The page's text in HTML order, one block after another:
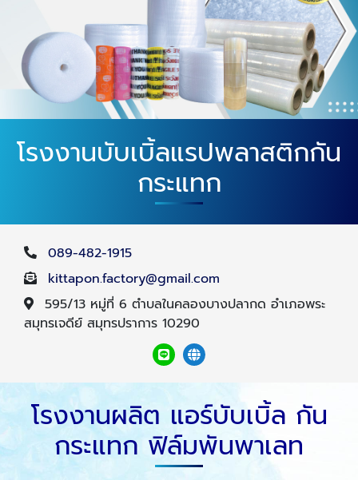
โรงงานบับเบิ้ลแรปพลาสติกกัน
กระแทก
089-482-1915
kittapon.factory@gmail.com
595/13 หมู่ที่ 6 ตำบลในคลองบางปลากด อำเภอพระ
สมุทรเจดีย์ สมุทรปราการ 10290
โรงงานผลิต แอร์บับเบิ้ล กัน
กระแทก ฟิล์มพันพาเลท